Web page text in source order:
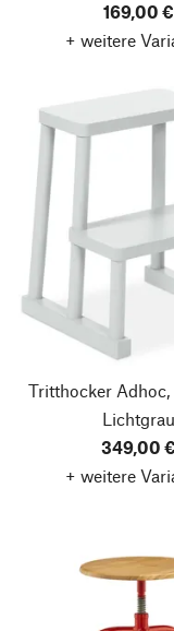
169,00 €
+ weitere
Tritthocker Adhoc,
Lichtgrau
349,00 €
+ weitere